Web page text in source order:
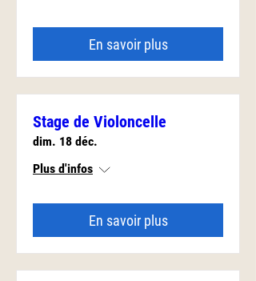
En savoir plus
Stage de Violoncelle
dim. 18 déc.
Plus d'infos
En savoir plus